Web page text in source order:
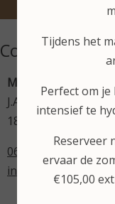
Mooi-zuiver
J.A. Rädeckerweg 27
1871 CJ Schoorl
06 53 18 36 33
info@mooi-zuiver.nl
Tijdens het
Perfect om
intensief te
Reserveer
ervaar de
€105,00